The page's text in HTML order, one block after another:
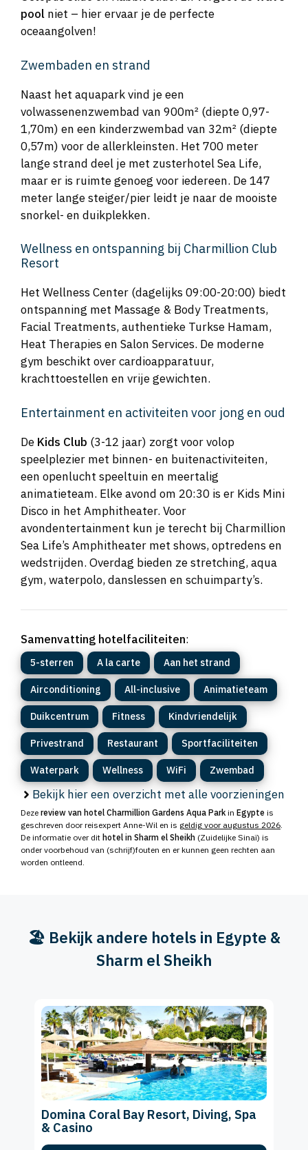
pool niet – hier ervaar je de perfecte
oceaangolven!
Zwembaden en strand
Naast het aquapark vind je een
volwassenenzwembad van 900m² (diepte 0,97-
1,70m) en een kinderzwembad van 32m² (diepte
0,57m) voor de allerkleinsten. Het 700 meter
lange strand deel je met zusterhotel Sea Life,
maar er is ruimte genoeg voor iedereen. De 147
meter lange steiger/pier leidt je naar de mooiste
snorkel- en duikplekken.
Wellness en ontspanning bij Charmillion Club
Resort
Het Wellness Center (dagelijks 09:00-20:00) biedt
ontspanning met Massage & Body Treatments,
Facial Treatments, authentieke Turkse Hamam,
Heat Therapies en Salon Services. De moderne
gym beschikt over cardioapparatuur,
krachttoestellen en vrije gewichten.
Entertainment en activiteiten voor jong en oud
De Kids Club (3-12 jaar) zorgt voor volop
speelplezier met binnen- en buitenactiviteiten,
een openlucht speeltuin en meertalig
animatieteam. Elke avond om 20:30 is er Kids Mini
Disco in het Amphitheater. Voor
avondentertainment kun je terecht bij Charmillion
Sea Life’s Amphitheater met shows, optredens en
wedstrijden. Overdag bieden ze stretching, aqua
gym, waterpolo, danslessen en schuimparty’s.
Samenvatting hotelfaciliteiten:
5-sterren A la carte Aan het strand
Airconditioning All-inclusive Animatieteam
Duikcentrum Fitness Kindvriendelijk
Privestrand Restaurant Sportfaciliteiten
Waterpark Wellness WiFi Zwembad
Bekijk hier een overzicht met alle voorzieningen
Deze review van hotel Charmillion Gardens Aqua Park in Egypte is
geschreven door reisexpert Anne-Wil en is geldig voor augustus 2026
De informatie over dit hotel in Sharm el Sheikh (Zuidelijke Sinaï) is
onder voorbehoud van (schrijf)fouten en er kunnen geen rechten aan
worden ontleend.
🏖️ Bekijk andere hotels in Egypte &
Sharm el Sheikh
Domina Coral Bay Resort, Diving, Spa
& Casino